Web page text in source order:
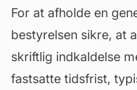
For at afholde en
bestyrelsen sikre, at
skriftlig indkaldelse
fastsatte tidsfrist,